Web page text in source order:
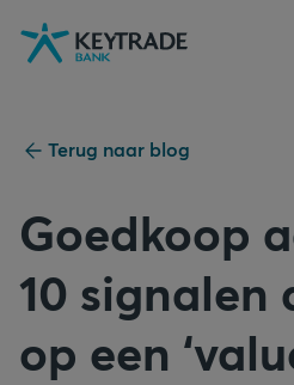
Naar
navigatie
Naar
aanmelden
Naar
inhoud
Terug naar blog
Goedkoop
10 signalen
op een